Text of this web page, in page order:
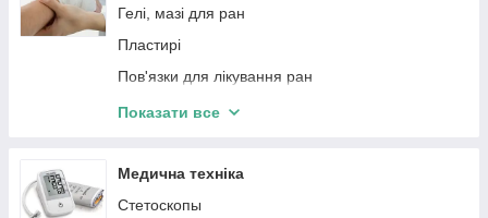
Гелі, мазі для ран
Пластирі
Пов'язки для лікування ран
Вакуумная терапия ран (NPWT)
Антисептики для очищення ран
Показати все
Медична техніка
Стетоскопы